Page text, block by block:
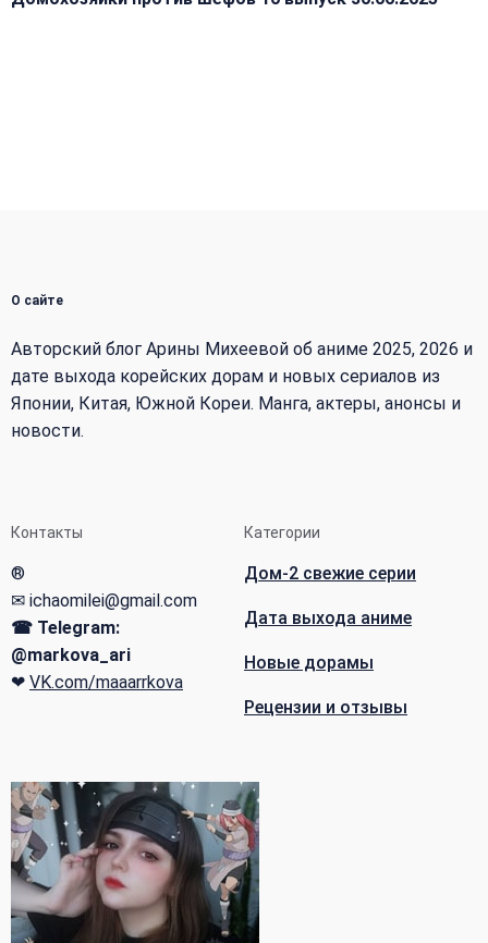
О сайте
Авторский блог Арины Михеевой об аниме 2025, 2026 и
дате выхода корейских дорам и новых сериалов из
Японии, Китая, Южной Кореи. Манга, актеры, анонсы и
новости.
Контакты
®
✉ ichaomilei@gmail.com
☎ Telegram:
@markova_ari
❤ VK.com/maaarrkova
Категории
Дом-2 свежие серии
Дата выхода аниме
Новые дорамы
Рецензии и отзывы